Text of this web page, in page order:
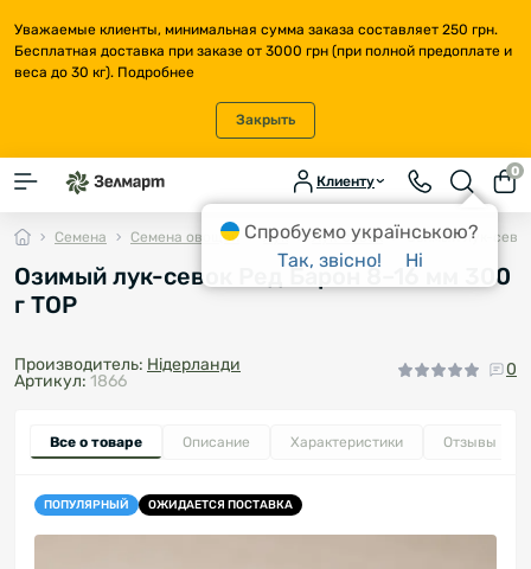
Уважаемые клиенты, минимальная сумма заказа составляет 250 грн.
Бесплатная доставка при заказе от 3000 грн (при полной предоплате и
веса до 30 кг). Подробнее
Закрыть
Клиенту
0
Семена Семена овощей Лук Лук-севок Озимый лук-
Озимый лук-севок Ред Барон 8–16 мм 300
г TOP
Производитель: Нідерланди
Артикул: 1866
0
Все о товаре Описание Характеристики Отзывы
ПОПУЛЯРНЫЙ ОЖИДАЕТСЯ ПОСТАВКА
Спробуємо українською?
Так, звісно!
Ні